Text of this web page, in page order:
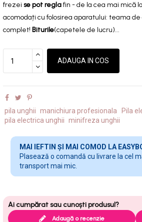
frezei se pot reglafin - de la cea mai mică
acomodați cu folosirea aparatului: teama
complet! Biturile(capetele de lucru)...
ADAUGA IN COS
pila unghii manichiura profesionala
Pila
pila electrica unghii minifreza unghii
MAI IEFTIN ȘI MAI COMOD LA
Plasează o comandă cu livrare la cel
transport mai mic.
Adaugă o recenzie